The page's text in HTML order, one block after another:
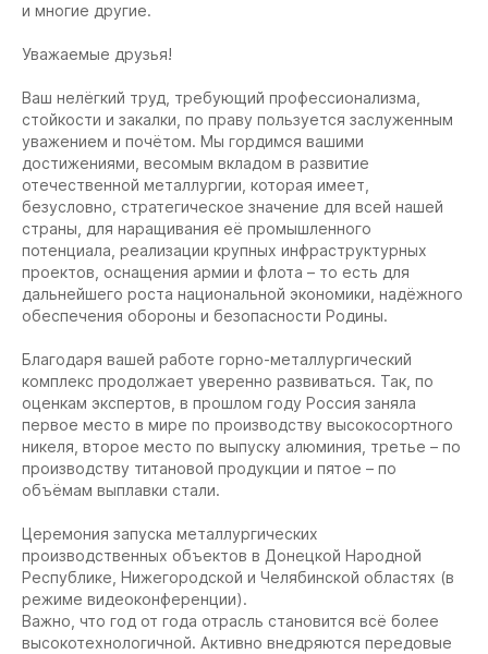
и многие другие.
Уважаемые друзья!
Ваш нелёгкий труд, требующий профессионализма,
стойкости и закалки, по праву пользуется заслуженным
уважением и почётом. Мы гордимся вашими
достижениями, весомым вкладом в развитие
отечественной металлургии, которая имеет,
безусловно, стратегическое значение для всей нашей
страны, для наращивания её промышленного
потенциала, реализации крупных инфраструктурных
проектов, оснащения армии и флота – то есть для
дальнейшего роста национальной экономики, надёжного
обеспечения обороны и безопасности Родины.
Благодаря вашей работе горно-металлургический
комплекс продолжает уверенно развиваться. Так, по
оценкам экспертов, в прошлом году Россия заняла
первое место в мире по производству высокосортного
никеля, второе место по выпуску алюминия, третье – по
производству титановой продукции и пятое – по
объёмам выплавки стали.
Церемония запуска металлургических
производственных объектов в Донецкой Народной
Республике, Нижегородской и Челябинской областях (в
режиме видеоконференции).
Важно, что год от года отрасль становится всё более
высокотехнологичной. Активно внедряются передовые